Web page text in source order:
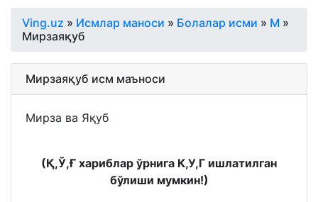
Ving.uz » Исмлар маноси » Болалар исми » М »
Мирзаяқуб
Мирзаяқуб исм маъноси
Мирза ва Яқуб
(Қ,Ў,Ғ хариблар ўрнига К,У,Г ишлатилган
бўлиши мумкин!)